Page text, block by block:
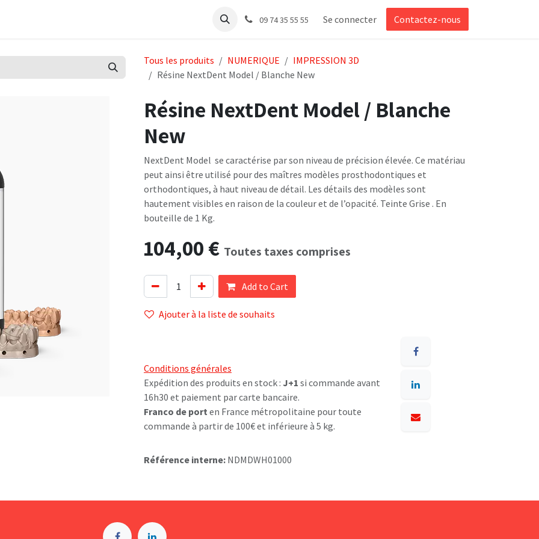
Support09 74 35 55 55 Se connecter Contactez-nous
Tous les produits NUMERIQUE
IMPRESSION 3D
Résine NextDent Model / Blanche New
Résine NextDent Model / Blanche
New
NextDent Model se caractérise par son niveau de précision élevée. Ce matériau
peut ainsi être utilisé pour des maîtres modèles prosthodontiques et
orthodontiques, à haut niveau de détail. Les détails des modèles sont
hautement visibles en raison de la couleur et de l’opacité. Teinte Grise . En
bouteille de 1 Kg.
104,00€ Toutes taxes comprises
Add to Cart
Ajouter à la liste de souhaits
Conditions générales
Expédition des produits en stock : J+1 si commande avant
16h30 et paiement par carte bancaire.
Franco de port en France métropolitaine pour toute
commande à partir de 100€ et inférieure à 5 kg.
Référence interne: NDMDWH01000